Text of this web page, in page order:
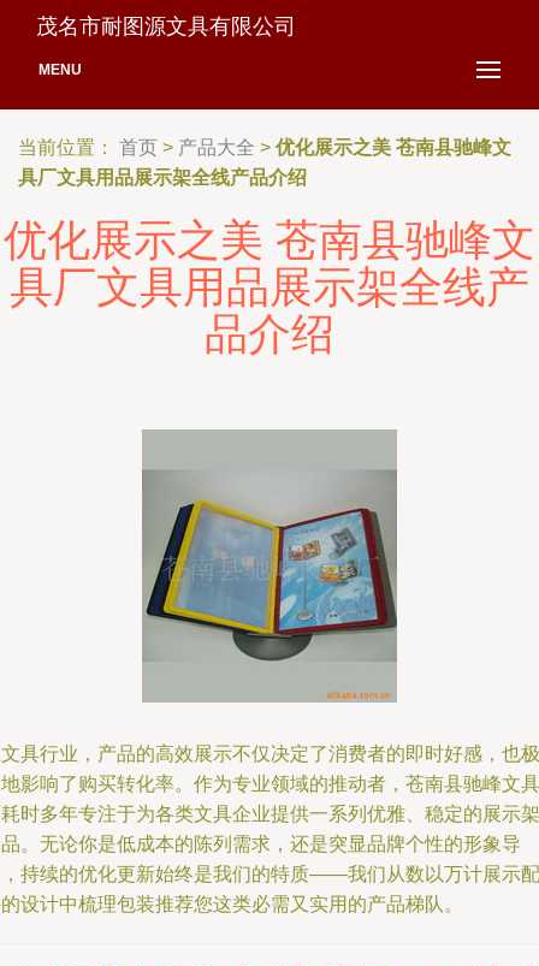
茂名市耐图源文具有限公司
MENU
当前位置： 首页 > 产品大全 > 优化展示之美 苍南县驰峰文
具厂文具用品展示架全线产品介绍
优化展示之美 苍南县驰峰文
具厂文具用品展示架全线产
品介绍
具行业，产品的高效展示不仅决定了消费者的即时好感，也极
影响了购买转化率。作为专业领域的推动者，苍南县驰峰文具
时多年专注于为各类文具企业提供一系列优雅、稳定的展示架
。无论你是低成本的陈列需求，还是突显品牌个性的形象导
持续的优化更新始终是我们的特质——我们从数以万计展示配
设计中梳理包装推荐您这类必需又实用的产品梯队。